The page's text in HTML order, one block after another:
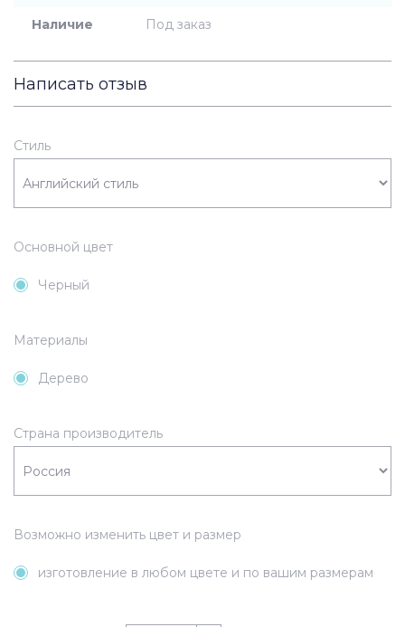
Наличие Под заказ
Написать отзыв
Черный
Дерево
изготовление в любом цвете и по вашим размерам